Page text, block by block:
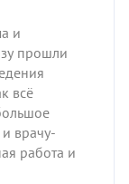
и
прошли
всё
врачу-
работа и